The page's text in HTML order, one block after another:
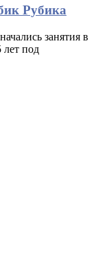
Рубика
занятия в
лет под